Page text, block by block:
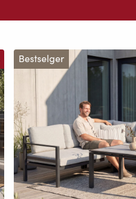
Bestselger